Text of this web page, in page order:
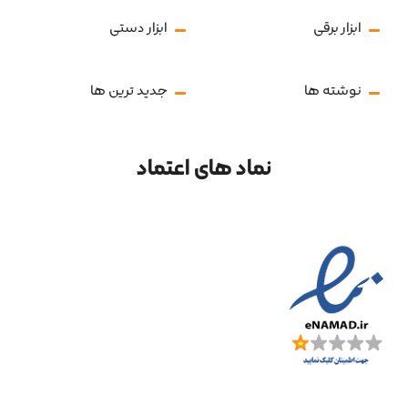
ابزار برقی ابزار دستی
نوشته ها جدید ترین ها
نماد های اعتماد